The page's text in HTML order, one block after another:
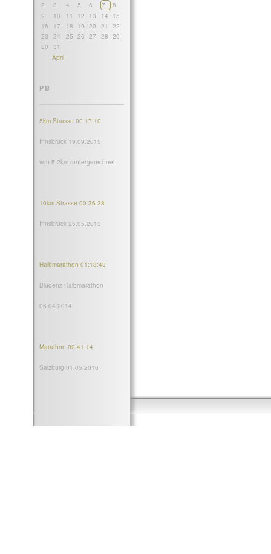
2
3 4 5 6 7
8
9
10 11 12 13 14
15
16
17 18 19 20 21
22
23
24 25 26 27 28 29
30
31
April
PB
5km Strasse 00:17:10
Innsbruck 19.09.2015
von 5,2km runtergerechnet
10km Strasse 00:36:38
Innsbruck 25.05.2013
Halbmarathon 01:18:43
Bludenz Halbmarathon
06.04.2014
Marathon 02:41:14
Salzburg 01.05.2016